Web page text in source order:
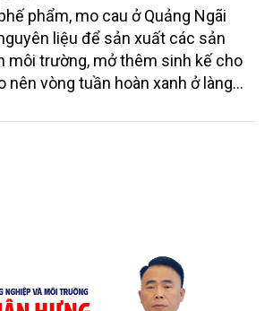
phẩm, mo cau ở Quảng Ngãi
liệu để sản xuất các sản
môi trường, mở thêm sinh kế cho
nên vòng tuần hoàn xanh ở làng
cau đã được thị trường trong nước